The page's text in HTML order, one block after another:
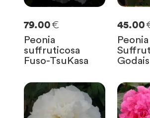
79.00€
Peonia
suffruticosa
Fuso-TsuKasa
45.00
Peonia